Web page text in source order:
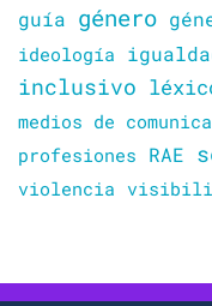
guía género
ideología
inclusivo
medios de
profesiones RAE
violencia